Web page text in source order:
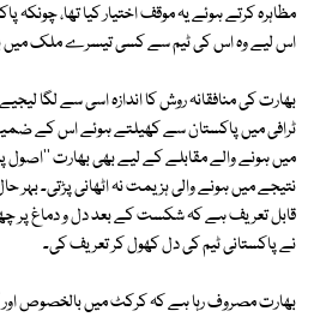
مظاہرہ کرتے ہوئے یہ موقف اختیار کیا تھا،
اس لیے وہ اس کی ٹیم سے کسی تیسرے ملک میں
بھارت کی منافقانہ روش کا اندازہ اسی سے لگا
ٹرافی میں پاکستان سے کھیلتے ہوئے اس کے ضمیر
میں ہونے والے مقابلے کے لیے بھی بھارت
نتیجے میں ہونے والی ہزیمت نہ اٹھانی پڑتی۔ بہر
قابل تعریف ہے کہ شکست کے بعد دل و دماغ پر
نے پاکستانی ٹیم کی دل کھول کر تعریف کی۔
بھارت مصروف رہا ہے کہ کرکٹ میں بالخصوص اور